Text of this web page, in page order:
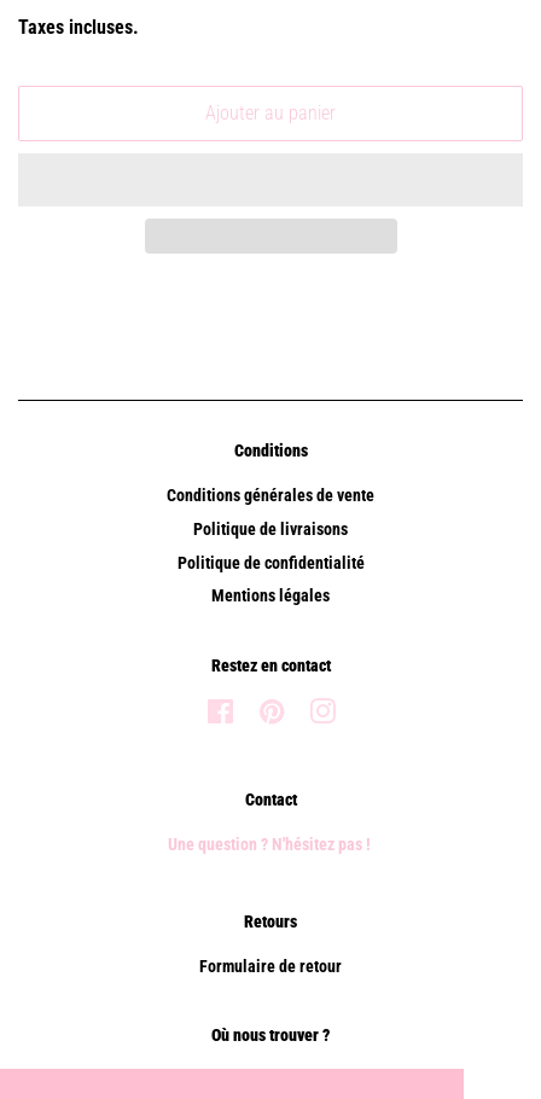
Taxes incluses.
Ajouter au panier
Conditions
Conditions générales de vente
Politique de livraisons
Politique de confidentialité
Mentions légales
Restez en contact
Facebook Pinterest
Contact
Une question ? N'hésitez pas !
Retours
Formulaire de retour
Où nous trouver ?